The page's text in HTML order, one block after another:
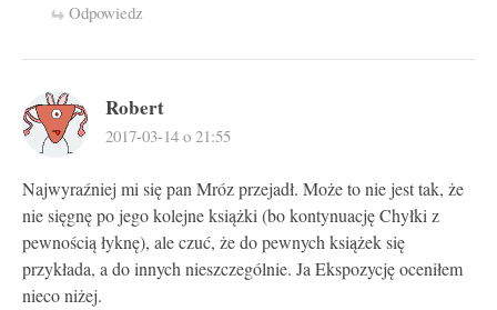
Odpowiedz
Robert
2017-03-14 o 21:55
Najwyraźniej mi się pan Mróz przejadł. Może to nie jest tak, że
nie sięgnę po jego kolejne książki (bo kontynuację Chyłki z
pewnością łyknę), ale czuć, że do pewnych książek się
przykłada, a do innych nieszczególnie. Ja Ekspozycję oceniłem
nieco niżej.